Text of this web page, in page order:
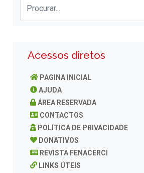
Acessos diretos
PAGINA INICIAL
AJUDA
ÁREA RESERVADA
CONTACTOS
POLÍTICA DE PRIVACIDADE
DONATIVOS
REVISTA FENACERCI
LINKS ÚTEIS